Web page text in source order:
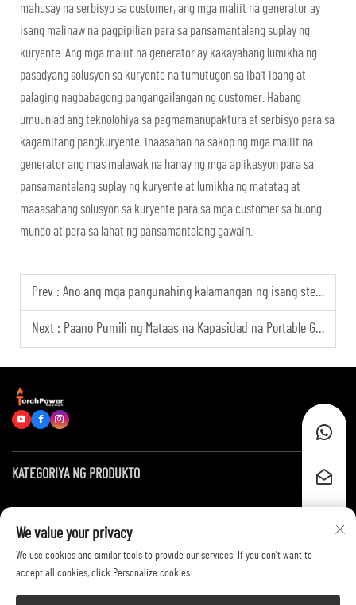
mahusay na serbisyo sa customer, ang mga maliit na generator ay
isang malinaw na pagpipilian para sa pansamantalang suplay ng
kuryente. Ang mga maliit na generator ay kakayahang lumikha ng
pasadyang solusyon sa kuryente na tumutugon sa iba't ibang at
palaging nagbabagong pangangailangan ng customer. Habang
umuunlad ang teknolohiya sa pagmamanupaktura at serbisyo para sa
kagamitang pangkuryente, inaasahan na sakop ng mga maliit na
generator ang mas malawak na hanay ng mga aplikasyon para sa
pansamantalang suplay ng kuryente at lumikha ng matatag at
maaasahang solusyon sa kuryente para sa mga customer sa buong
mundo at para sa lahat ng pansamantalang gawain.
Prev : Ano ang mga pangunahing kalamangan ng isang steam turbine para sa malawakang pagbuo ng kuryente?
Next : Paano Pumili ng Mataas na Kapasidad na Portable Generator para sa mga Konstruksyon
KATEGORIYA NG PRODUKTO
Makipag-ugnayan sa Amin
We value your privacy
We use cookies and similar tools to provide our services. If you don't want to
accept all cookies, click Personalize cookies.